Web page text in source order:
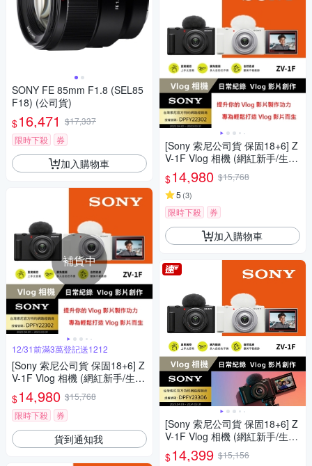
SONY FE 85mm F1.8 (SEL85
F18) (公司貨)
$16,471 $17,337
限時下殺
券
加入購物車
補貨中
12/31前滿3萬登記送1212
[Sony 索尼公司貨 保固18+6] Z
V-1F Vlog 相機 (網紅新手/生活
隨拍)
$14,980 $15,768
限時下殺
券
貨到通知我
[Sony 索尼公司貨 保固18+6] Z
V-1F Vlog 相機 (網紅新手/生活
隨拍)
$14,980 $15,768
5 (3)
限時下殺 券
加入購物車
[Sony 索尼公司貨 保固18+6] Z
V-1F Vlog 相機 (網紅新手/生活
隨拍)
$14,399 $15,156